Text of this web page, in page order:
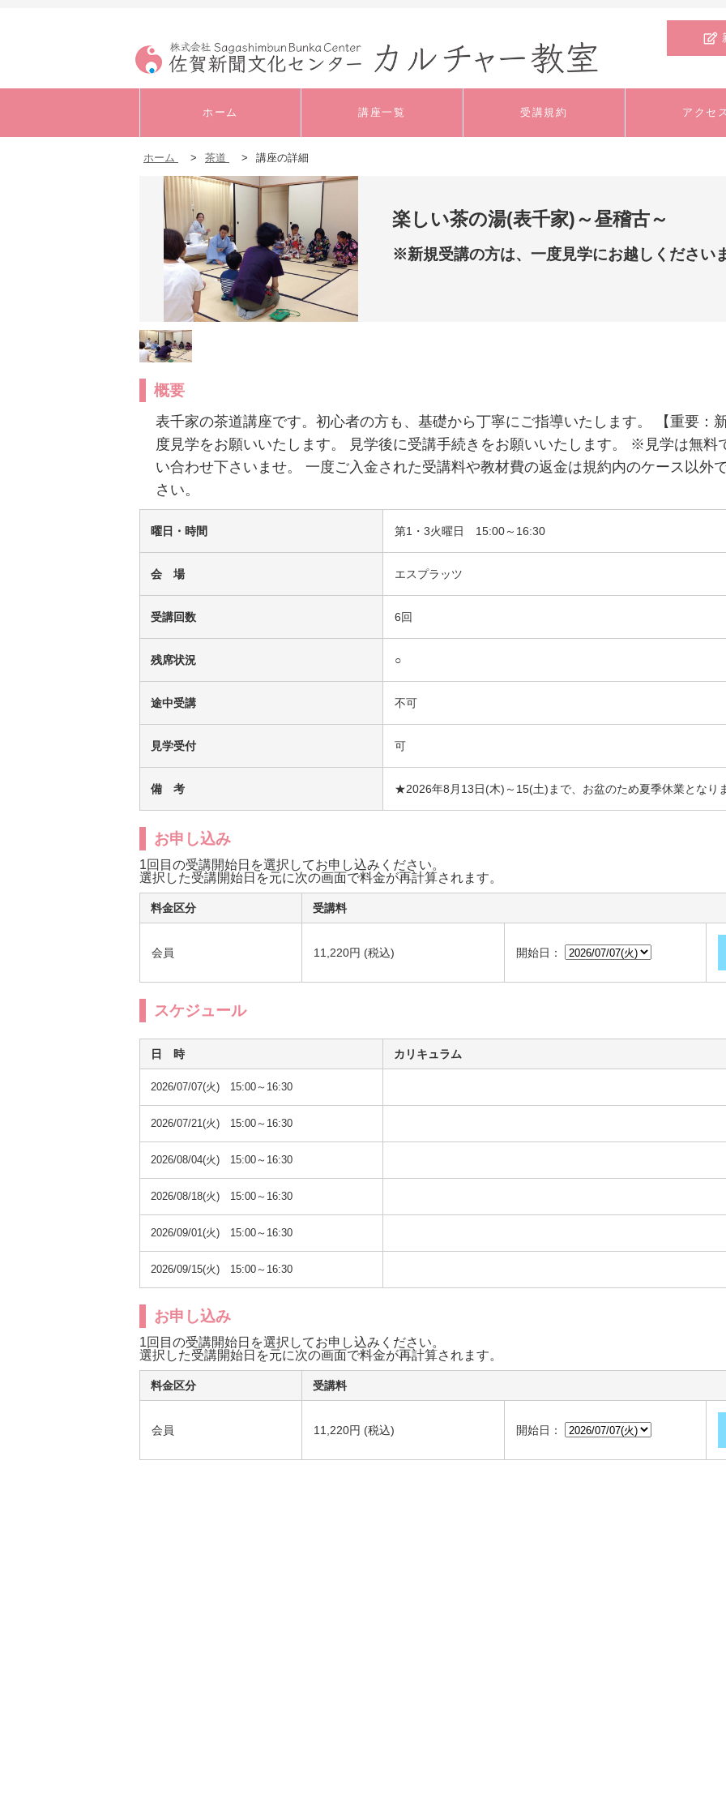
ホーム 講座一覧
キャリアアップ・実
務
書道
ｼﾞﾒﾝﾄ
音楽
チケット
受講規約 アクセ
ホーム > 茶道 > 講座の詳細
楽しい茶の湯(表千家)～昼稽古～
※新規受講の方は、一度見学にお越しください
概要
表千家の茶道講座です。初心者の方も、基礎から丁寧にご指導いたします。 【重要：
度見学をお願いいたします。 見学後に受講手続きをお願いいたします。 ※見学は無料
い合わせ下さいませ。 一度ご入金された受講料や教材費の返金は規約内のケース以外
さい。
曜日・時間 第1・3火曜日 15:00～16:30
会 場 エスプラッツ
受講回数 6回
残席状況 ○
途中受講 不可
見学受付 可
備 考 ★2026年8月13日(木)～15(土)まで、お盆のため夏季休業となり
お申し込み
1回目の受講開始日を選択してお申し込みください。
選択した受講開始日を元に次の画面で料金が再計算されます。
料金区分 受講料
会員 11,220円 (税込) 開始日：
スケジュール
日 時 カリキュラム
2026/07/07(火) 15:00～16:30
2026/07/21(火) 15:00～16:30
2026/08/04(火) 15:00～16:30
2026/08/18(火) 15:00～16:30
2026/09/01(火) 15:00～16:30
2026/09/15(火) 15:00～16:30
お申し込み
1回目の受講開始日を選択してお申し込みください。
選択した受講開始日を元に次の画面で料金が再計算されます。
料金区分 受講料
会員 11,220円 (税込) 開始日：